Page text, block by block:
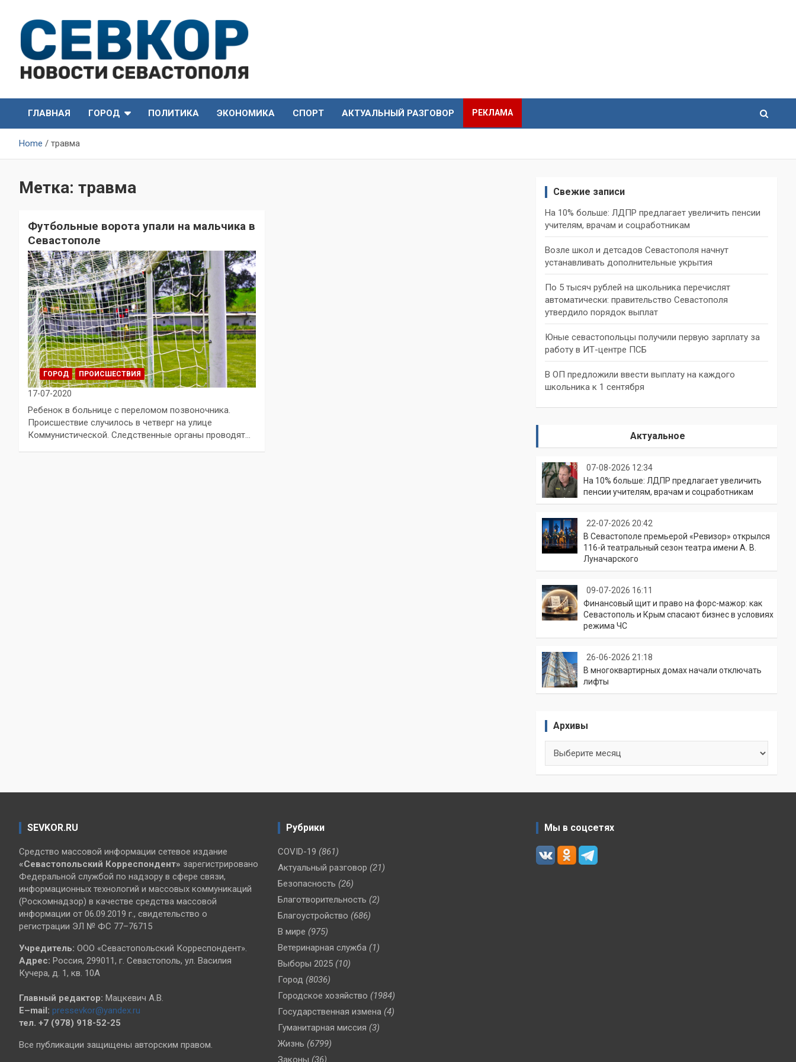
content
СевКор — Новости
Севастополя
Севастополя
ГЛАВНАЯ
ГОРОД ПОЛИТИКА ЭКОНОМИКА СПОРТ АКТУАЛЬНЫЙ РАЗГОВОР РЕКЛАМА
Home травма
Метка: травма
Футбольные ворота упали на мальчика в
Севастополе
ГОРОД ПРОИСШЕСТВИЯ
17-07-2020
Ребенок в больнице с переломом позвоночника.
Происшествие случилось в четверг на улице
Коммунистической. Следственные органы проводят…
Свежие записи
На 10% больше: ЛДПР предлагает увеличить пенсии
учителям, врачам и соцработникам
Возле школ и детсадов Севастополя начнут
устанавливать дополнительные укрытия
По 5 тысяч рублей на школьника перечислят
автоматически: правительство Севастополя
утвердило порядок выплат
Юные севастопольцы получили первую зарплату за
работу в ИТ-центре ПСБ
В ОП предложили ввести выплату на каждого
школьника к 1 сентября
Актуальное
07-08-2026 12:34
На 10% больше: ЛДПР предлагает увеличить
пенсии учителям, врачам и соцработникам
22-07-2026 20:42
В Севастополе премьерой «Ревизор» открылся
116-й театральный сезон театра имени А. В.
Луначарского
09-07-2026 16:11
Финансовый щит и право на форс-мажор: как
Севастополь и Крым спасают бизнес в условиях
режима ЧС
26-06-2026 21:18
В многоквартирных домах начали отключать
лифты
Архивы
SEVKOR.RU
Средство массовой информации сетевое издание
«Севастопольский Корреспондент» зарегистрировано
Федеральной службой по надзору в сфере связи,
информационных технологий и массовых коммуникаций
(Роскомнадзор) в качестве средства массовой
информации от 06.09.2019 г., свидетельство о
регистрации ЭЛ № ФС 77–76715
Учредитель: ООО «Севастопольский Корреспондент».
Адрес: Россия, 299011, г. Севастополь, ул. Василия
Кучера, д. 1, кв. 10А
Главный редактор: Мацкевич А.В.
E–mail: pressevkor@yandex.ru
тел. +7 (978) 918-52-25
Все публикации защищены авторским правом.
Рубрики
COVID-19 (861)
Актуальный разговор (21)
Безопасность (26)
Благотворительность (2)
Благоустройство (686)
В мире (975)
Ветеринарная служба (1)
Выборы 2025 (10)
Город (8036)
Городское хозяйство (1984)
Государственная измена (4)
Гуманитарная миссия (3)
Жизнь (6799)
Законы (36)
Мы в соцсетях